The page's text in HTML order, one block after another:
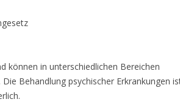
können in unterschiedlichen Bereichen
Behandlung psychischer Erkrankungen